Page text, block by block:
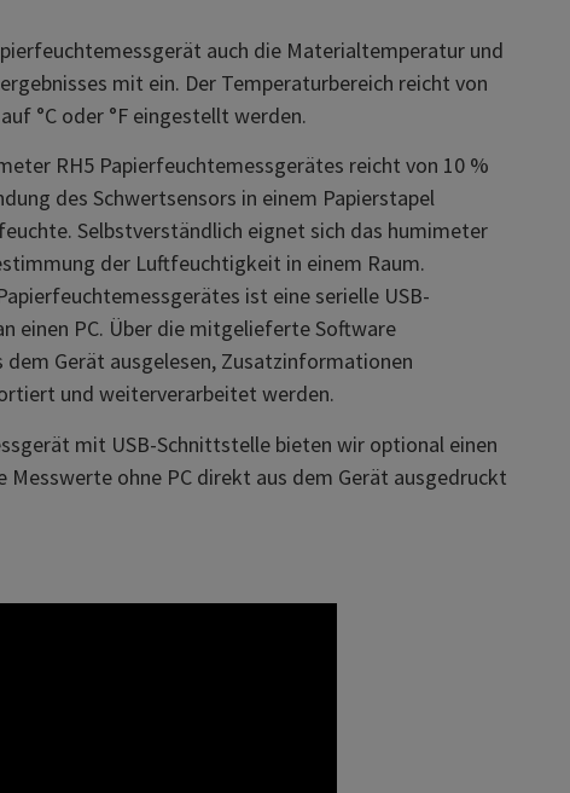
auch die Materialtemperatur und
mit ein. Der Temperaturbereich reicht von
°C oder °F eingestellt werden.
RH5 Papierfeuchtemessgerätes reicht von 10 %
des Schwertsensors in einem Papierstapel
Selbstverständlich eignet sich das humimeter
der Luftfeuchtigkeit in einem Raum.
ist eine serielle USB-
einen PC. Über die mitgelieferte Software
Gerät ausgelesen, Zusatzinformationen
und weiterverarbeitet werden.
mit USB-Schnittstelle bieten wir optional einen
ohne PC direkt aus dem Gerät ausgedruckt